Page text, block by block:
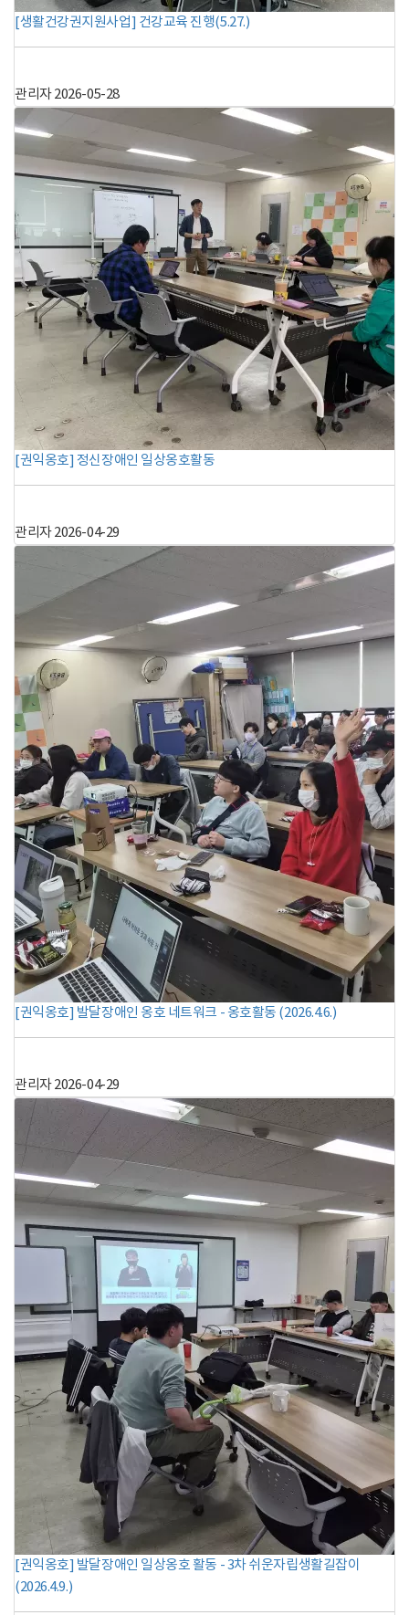
[생활건강권지원사업] 건강교육 진행(5.27.)
관리자2026-05-28
[권익옹호] 정신장애인 일상옹호활동
관리자2026-04-29
[권익옹호] 발달장애인 옹호 네트워크 - 옹호활동 (2026.4.6.)
관리자2026-04-29
[권익옹호] 발달장애인 일상옹호 활동 - 3차 쉬운자립생활길잡이
(2026.4.9.)